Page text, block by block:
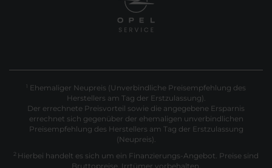
1 Ehemaliger Neupreis (Unverbindliche Preisempfehlung des
Herstellers am Tag der Erstzulassung).
Der errechnete Preisvorteil sowie die angegebene Ersparnis
errechnet sich gegenüber der ehemaligen unverbindlichen
Preisempfehlung des Herstellers am Tag der Erstzulassung
(Neupreis).
2 Hierbei handelt es sich um ein Finanzierungs-Angebot. Preise sind
Bruttopreise. Irrtümer vorbehalten.